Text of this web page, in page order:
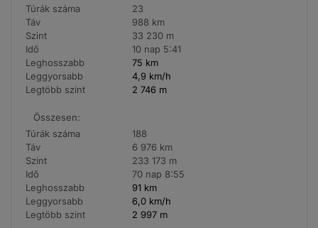
Túrák száma
23
Táv
988 km
Szint
33 230 m
Idő
10 nap 5:41
Leghosszabb
75 km
Leggyorsabb
4,9 km/h
Legtöbb szint
2 746 m
Összesen:
Túrák száma
188
Táv
6 976 km
Szint
233 173 m
Idő
70 nap 8:55
Leghosszabb
91 km
Leggyorsabb
6,0 km/h
Legtöbb szint
2 997 m